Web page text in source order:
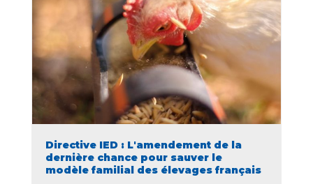
Directive IED : L'amendement de la
dernière chance pour sauver le
modèle familial des élevages français